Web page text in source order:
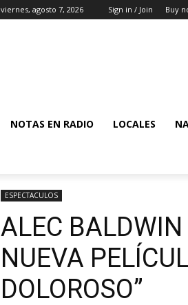
viernes, agosto 7, 2026 Sign in / Join Buy
NOTAS EN RADIO LOCALES
ESPECTACULOS
ALEC BALDWIN
NUEVA
DOLOROSO”